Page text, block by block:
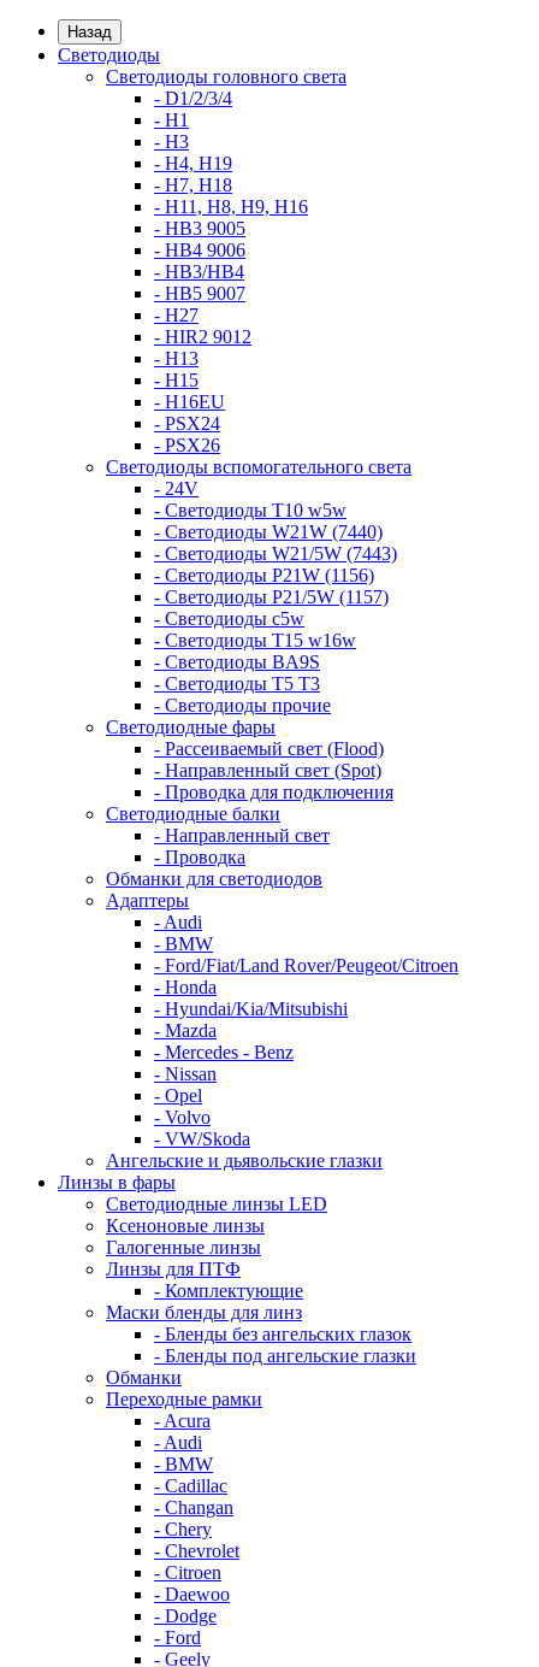
Назад
Светодиоды
Светодиоды головного света
- D1/2/3/4
- H1
- H3
- H4, H19
- H7, H18
- H11, H8, H9, H16
- HB3 9005
- HB4 9006
- HB3/HB4
- HB5 9007
- H27
- HIR2 9012
- H13
- H15
- H16EU
- PSX24
- PSX26
Светодиоды вспомогательного света
- 24V
- Светодиоды T10 w5w
- Светодиоды W21W (7440)
- Светодиоды W21/5W (7443)
- Светодиоды P21W (1156)
- Светодиоды P21/5W (1157)
- Светодиоды c5w
- Светодиоды T15 w16w
- Светодиоды BA9S
- Светодиоды T5 T3
- Светодиоды прочие
Светодиодные фары
- Рассеиваемый свет (Flood)
- Направленный свет (Spot)
- Проводка для подключения
Светодиодные балки
- Направленный свет
- Проводка
Обманки для светодиодов
Адаптеры
- Audi
- BMW
- Ford/Fiat/Land Rover/Peugeot/Citroen
- Honda
- Hyundai/Kia/Mitsubishi
- Mazda
- Mercedes - Benz
- Nissan
- Opel
- Volvo
- VW/Skoda
Ангельские и дьявольские глазки
Линзы в фары
Светодиодные линзы LED
Ксеноновые линзы
Галогенные линзы
Линзы для ПТФ
- Комплектующие
Маски бленды для линз
- Бленды без ангельских глазок
- Бленды под ангельские глазки
Обманки
Переходные рамки
- Acura
- Audi
- BMW
- Cadillac
- Changan
- Chery
- Chevrolet
- Citroen
- Daewoo
- Dodge
- Ford
- Geely